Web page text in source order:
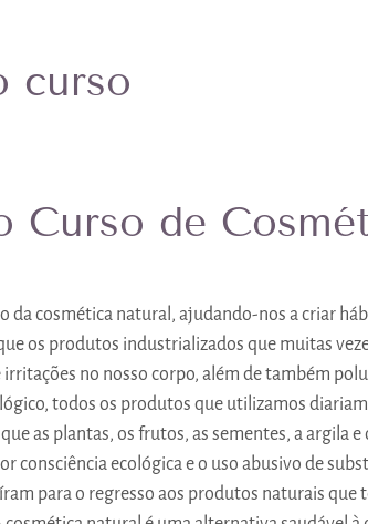
curso
Curso de
da cosmética natural, ajudando-nos a criar
os produtos industrializados que muitas
no nosso corpo, além de também
todos os produtos que utilizamos
as plantas, os frutos, as sementes, a argila
consciência ecológica e o uso abusivo de
para o regresso aos produtos naturais que